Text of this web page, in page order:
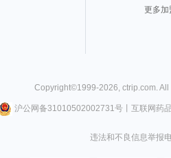
更多加
Copyright©1999-2026, ctrip.com.
沪公网备31010502002731号丨 互联网药
违法和不良信息举报